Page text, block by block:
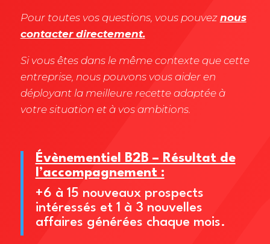
Pour toutes vos questions, vous pouvez nous
contacter directement.
Si vous êtes dans le même contexte que cette
entreprise, nous pouvons vous aider en
déployant la meilleure recette adaptée à
votre situation et à vos ambitions.
Évènementiel B2B – Résultat de
l’accompagnement :
+6 à 15 nouveaux prospects
intéressés et 1 à 3 nouvelles
affaires générées chaque mois.